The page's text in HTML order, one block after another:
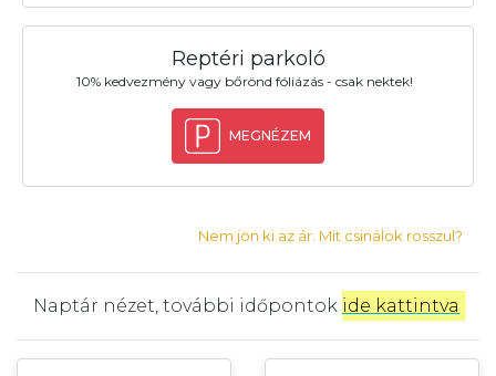
Reptéri parkoló
10% kedvezmény vagy bőrönd fóliázás - csak nektek!
MEGNÉZEM
Nem jön ki az ár. Mit csinálok rosszul?
Naptár nézet, további időpontok ide kattintva